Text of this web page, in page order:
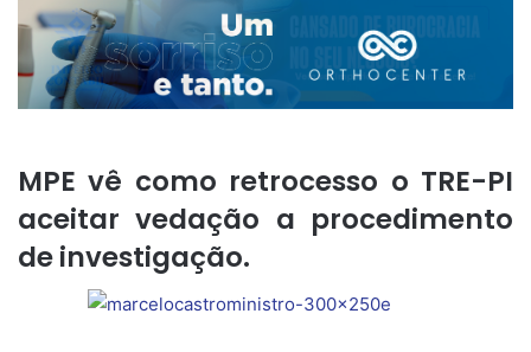
MPE vê como retrocesso o TRE-PI
aceitar vedação a procedimento
de investigação.